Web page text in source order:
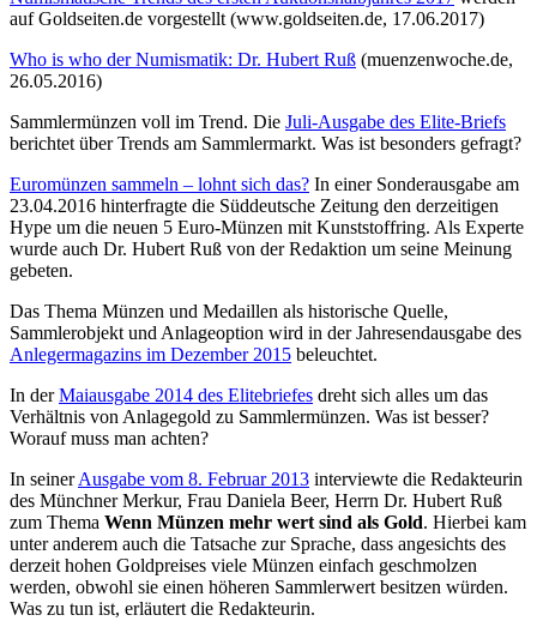
auf Goldseiten.de vorgestellt (www.goldseiten.de, 17.06.2017)
Who is who der Numismatik: Dr. Hubert Ruß (muenzenwoche.de,
26.05.2016)
Sammlermünzen voll im Trend. Die Juli-Ausgabe des Elite-Briefs
berichtet über Trends am Sammlermarkt. Was ist besonders gefragt?
Euromünzen sammeln – lohnt sich das? In einer Sonderausgabe am
23.04.2016 hinterfragte die Süddeutsche Zeitung den derzeitigen
Hype um die neuen 5 Euro-Münzen mit Kunststoffring. Als Experte
wurde auch Dr. Hubert Ruß von der Redaktion um seine Meinung
gebeten.
Das Thema Münzen und Medaillen als historische Quelle,
Sammlerobjekt und Anlageoption wird in der Jahresendausgabe des
Anlegermagazins im Dezember 2015 beleuchtet.
In derMaiausgabe 2014 des Elitebriefes dreht sich alles um das
Verhältnis von Anlagegold zu Sammlermünzen. Was ist besser?
Worauf muss man achten?
In seinerAusgabe vom 8. Februar 2013 interviewte die Redakteurin
des Münchner Merkur, Frau Daniela Beer, Herrn Dr. Hubert Ruß
zum Thema Wenn Münzen mehr wert sind als Gold. Hierbei kam
unter anderem auch die Tatsache zur Sprache, dass angesichts des
derzeit hohen Goldpreises viele Münzen einfach geschmolzen
werden, obwohl sie einen höheren Sammlerwert besitzen würden.
Was zu tun ist, erläutert die Redakteurin.